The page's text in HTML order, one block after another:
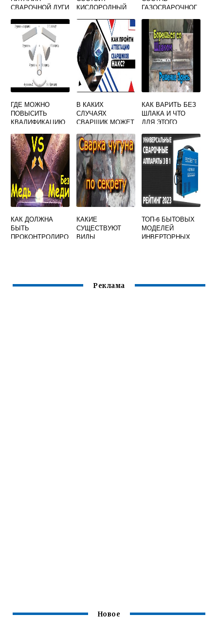
СВАРОЧНОЙ ДУГИ
ПРИМЕНЯТЬ В
ПОЛЕВЫХ
УСЛОВИЯХ
КИСЛОРОДНЫЙ
СВАРКИ
ГАЗОСВАРОЧНОГ
ОБОРУДОВАНИЯ
ГДЕ МОЖНО
ПОВЫСИТЬ
КВАЛИФИКАЦИЮ
В КАКИХ
СЛУЧАЯХ
СВАРЩИК МОЖЕТ
ОСВОБОЖДЕН ОТ
СДАЧИ ОБЩЕГО
ЭКЗАМЕНА ПРИ
ПЕРВИЧНОЙ
АТТЕСТАЦИИ
КАК ВАРИТЬ БЕЗ
ШЛАКА И ЧТО
ДЛЯ ЭТОГО
КАК ДОЛЖНА
БЫТЬ
ПРОКОНТРОЛИРО
УПОТРЕБЛЕНИЕМ
КАКИЕ
СУЩЕСТВУЮТ
ВИДЫ
ТОП-6 БЫТОВЫХ
МОДЕЛЕЙ
ИНВЕРТОРНЫХ
Реклама
Новое